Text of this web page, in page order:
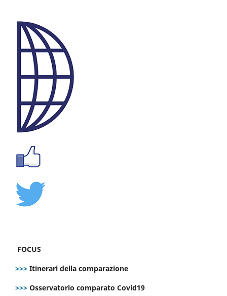
FOCUS
>>> Itinerari della comparazione
>>> Osservatorio comparato Covid19